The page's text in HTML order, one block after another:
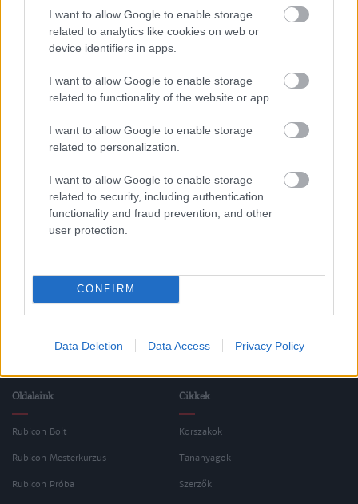
I want to allow Google to enable storage
related to analytics like cookies on web or
device identifiers in apps.
I want to allow Google to enable storage
related to functionality of the website or app.
I want to allow Google to enable storage
related to personalization.
I want to allow Google to enable storage
related to security, including authentication
functionality and fraud prevention, and other
user protection.
CONFIRM
Data Deletion Data Access Privacy Policy
Korszak
Magyar történelem
Az 1848-49-es szabadságharc (1848-1849-
Oldalaink
Rubicon Bolt
Rubicon Mesterkurzus
Rubicon Próba
Cikkek
Korszakok
Tananyagok
Szerzők